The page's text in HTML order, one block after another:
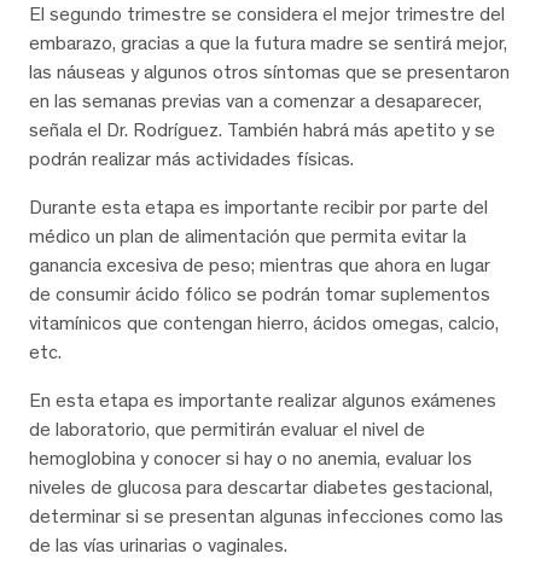
El segundo trimestre se considera el mejor trimestre del
embarazo, gracias a que la futura madre se sentirá mejor,
las náuseas y algunos otros síntomas que se presentaron
en las semanas previas van a comenzar a desaparecer,
señala el Dr. Rodríguez. También habrá más apetito y se
podrán realizar más actividades físicas.
Durante esta etapa es importante recibir por parte del
médico un plan de alimentación que permita evitar la
ganancia excesiva de peso; mientras que ahora en lugar
de consumir ácido fólico se podrán tomar suplementos
vitamínicos que contengan hierro, ácidos omegas, calcio,
etc.
En esta etapa es importante realizar algunos exámenes
de laboratorio, que permitirán evaluar el nivel de
hemoglobina y conocer si hay o no anemia, evaluar los
niveles de glucosa para descartar diabetes gestacional,
determinar si se presentan algunas infecciones como las
de las vías urinarias o vaginales.